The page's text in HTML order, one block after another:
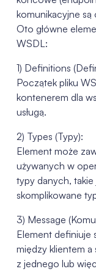
komunikacyjne są
Oto główne
WSDL:
1) Definitions
Początek pliku
kontenerem dla
usługą.
2) Types (Typy):
Element może
używanych w
typy danych, takie
skomplikowane
3) Message
Element definiuje
między klientem a
z jednego lub